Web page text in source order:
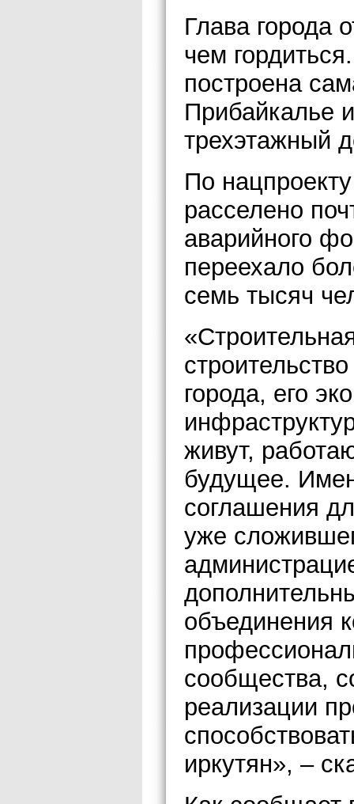
Глава города
чем
построена
Прибайкалье
трехэтажный
По
расселено
аварийного
переехало
семь тысяч
города, его
живут,
будущее.
соглашения
уже
объединения
сообщества,
реализации
иркутян», –